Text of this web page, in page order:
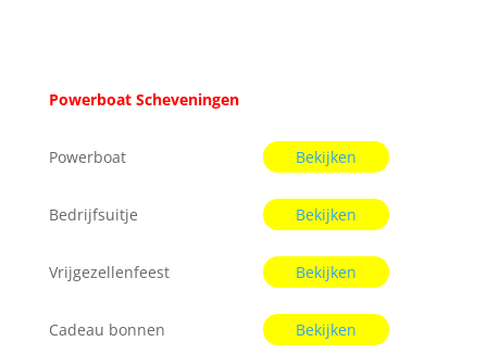
Powerboat Scheveningen
Powerboat Bekijken
Bedrijfsuitje Bekijken
Vrijgezellenfeest Bekijken
Cadeau bonnen Bekijken